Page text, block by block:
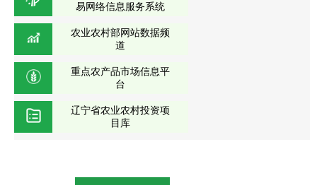
易网络信息服务系统
农业农村部网站数据频
道
重点农产品市场信息平
台
辽宁省农业农村投资项
目库